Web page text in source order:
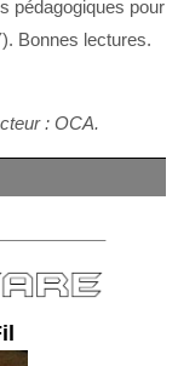
pédagogiques pour
Bonnes lectures.
: OCA.